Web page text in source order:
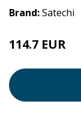
Brand:Satechi
114.7 EUR